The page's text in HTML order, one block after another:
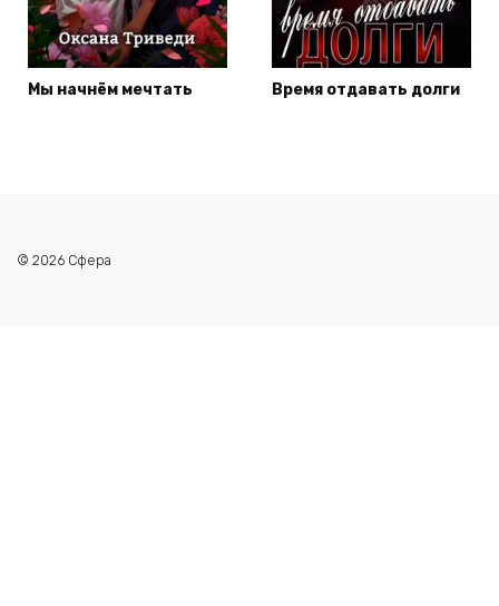
Мы начнём мечтать Время отдавать долги
© 2026 Сфера